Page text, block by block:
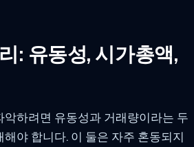
: 유동성, 시가총액,
하려면 유동성과 거래량이라는 두
야 합니다. 이 둘은 자주 혼동되지